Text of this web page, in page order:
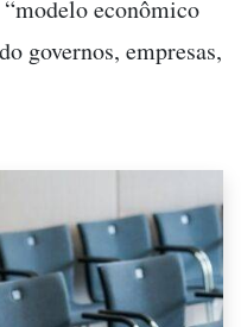
econômico
governos, empresas,